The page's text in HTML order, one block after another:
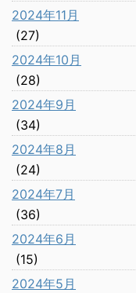
2024年11月
(27)
2024年10月
(28)
2024年9月
(34)
2024年8月
(24)
2024年7月
(36)
2024年6月
(15)
2024年5月